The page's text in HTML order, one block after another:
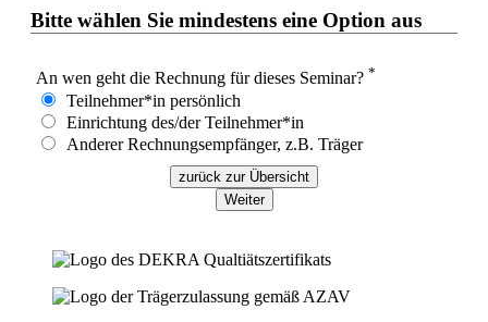
Bitte wählen Sie mindestens eine Option aus
An wen geht die Rechnung für dieses Seminar? *
Teilnehmer*in persönlich
Einrichtung des/der Teilnehmer*in
Anderer Rechnungsempfänger, z.B. Träger
zurück zur Übersicht
Weiter